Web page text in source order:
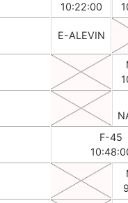
10:22:00
E-ALEVIN
F-45